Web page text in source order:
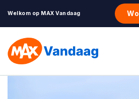
Welkom op MAX Vandaag